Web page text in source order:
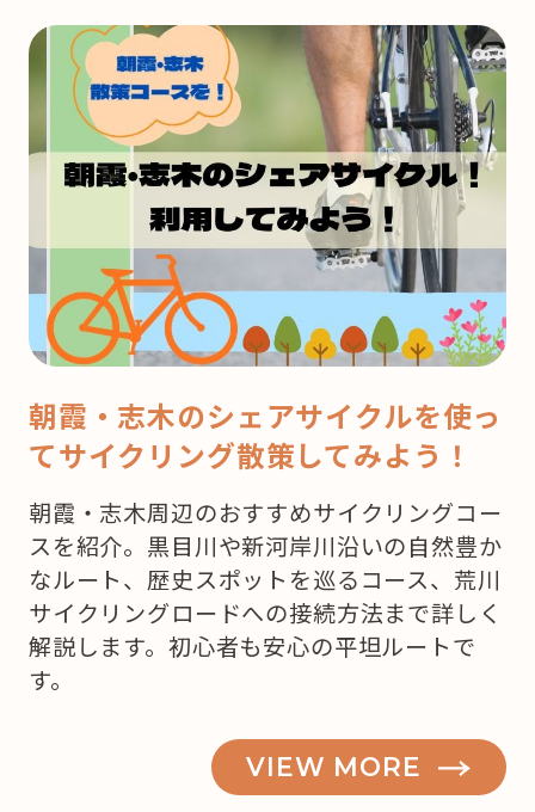
う
来
月
ク
マ
ス！
ど
こ
ケ
ー
を
買
お
う
か
な？”
朝霞・志木のシェアサイクルを使っ
てサイクリング散策してみよう！
朝霞・志木周辺のおすすめサイクリングコー
スを紹介。黒目川や新河岸川沿いの自然豊か
なルート、歴史スポットを巡るコース、荒川
サイクリングロードへの接続方法まで詳しく
解説します。初心者も安心の平坦ルートで
す。
VIEW MORE